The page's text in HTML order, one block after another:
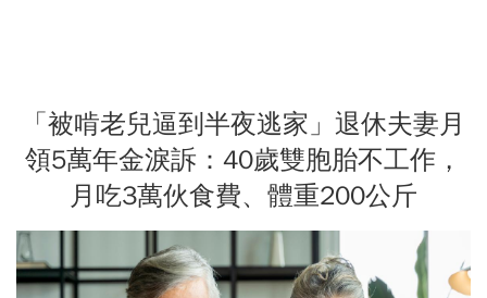
「被啃老兒逼到半夜逃家」退休夫妻月
領5萬年金淚訴：40歲雙胞胎不工作，
月吃3萬伙食費、體重200公斤